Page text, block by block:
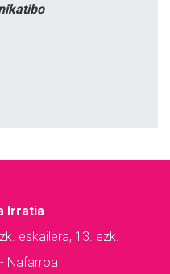
Irratia
eskailera, 13. ezk.
Nafarroa